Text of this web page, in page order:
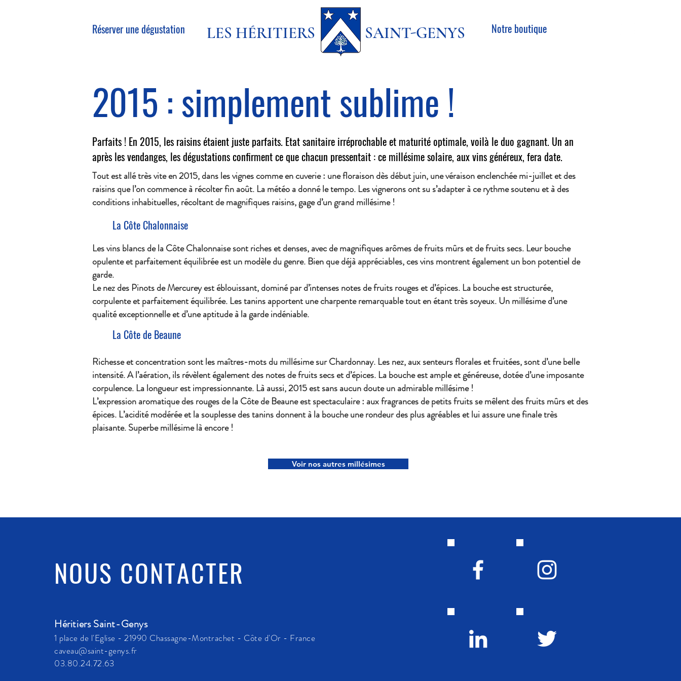
Notre boutique
Réserver une dégustation LES HÉRITIERS SAINT-GENYS
2015 : simplement sublime !
Parfaits ! En 2015, les raisins étaient juste parfaits. Etat sanitaire irréprochable et maturité optimale, voilà le duo gagnant. Un an
après les vendanges, les dégustations confirment ce que chacun pressentait : ce millésime solaire, aux vins généreux, fera date.
Tout est allé très vite en 2015, dans les vignes comme en cuverie : une floraison dès début juin, une véraison enclenchée mi-juillet et des
raisins que l’on commence à récolter fin août. La météo a donné le tempo. Les vignerons ont su s’adapter à ce rythme soutenu et à des
conditions inhabituelles, récoltant de magnifiques raisins, gage d’un grand millésime !
La Côte Chalonnaise
Les vins blancs de la Côte Chalonnaise sont riches et denses, avec de magnifiques arômes de fruits mûrs et de fruits secs. Leur bouche
opulente et parfaitement équilibrée est un modèle du genre. Bien que déjà appréciables, ces vins montrent également un bon potentiel de
garde.
Le nez des Pinots de Mercurey est éblouissant, dominé par d’intenses notes de fruits rouges et d’épices. La bouche est structurée,
corpulente et parfaitement équilibrée. Les tanins apportent une charpente remarquable tout en étant très soyeux. Un millésime d’une
qualité exceptionnelle et d’une aptitude à la garde indéniable.
La Côte de Beaune
Richesse et concentration sont les maîtres-mots du millésime sur Chardonnay. Les nez, aux senteurs florales et fruitées, sont d’une belle
intensité. A l’aération, ils révèlent également des notes de fruits secs et d’épices. La bouche est ample et généreuse, dotée d’une imposante
corpulence. La longueur est impressionnante. Là aussi, 2015 est sans aucun doute un admirable millésime !
L’expression aromatique des rouges de la Côte de Beaune est spectaculaire : aux fragrances de petits fruits se mêlent des fruits mûrs et des
épices. L’acidité modérée et la souplesse des tanins donnent à la bouche une rondeur des plus agréables et lui assure une finale très
plaisante. Superbe millésime là encore !
Voir nos autres millésimes
NOUS CONTACTER
Héritiers Saint-Genys
1 place de l'Eglise - 21990 Chassagne-Montrachet - Côte d'Or - France
caveau@saint-genys.fr
03.80.24.72.63